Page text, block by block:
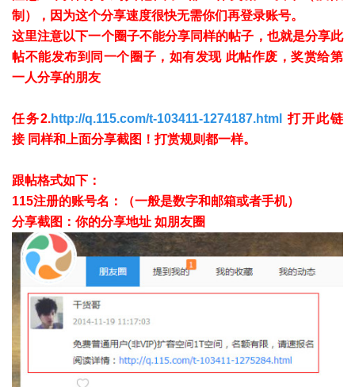
制），因为这个分享速度很快无需你们再登录账号。
这里注意以下一个圈子不能分享同样的帖子，也就是分享此
帖不能发布到同一个圈子，如有发现 此帖作废，奖赏给第
一人分享的朋友
任务2.http://q.115.com/t-103411-1274187.html 打开此链
接 同样和上面分享截图！打赏规则都一样。
跟帖格式如下：
115注册的账号名：（一般是数字和邮箱或者手机）
分享截图：你的分享地址 如朋友圈